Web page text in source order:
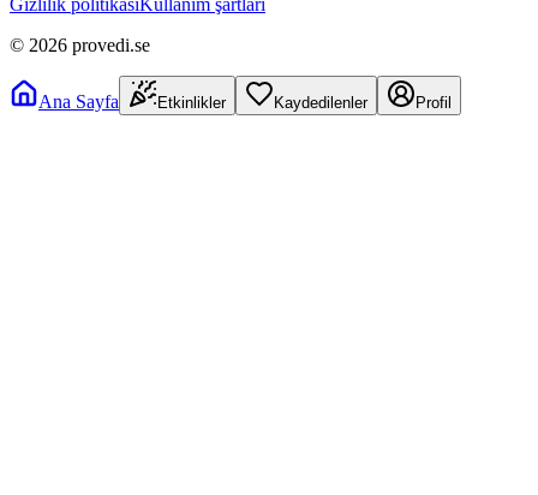
© 2026 provedi.se
Ana Sayfa Etkinlikler Kaydedilenler Profil